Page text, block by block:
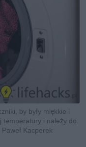
by były miękkie i
temperatury i należy do
Kacperek